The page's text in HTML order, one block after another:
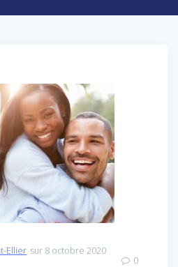
Ellier sur 8 octobre 2020
0